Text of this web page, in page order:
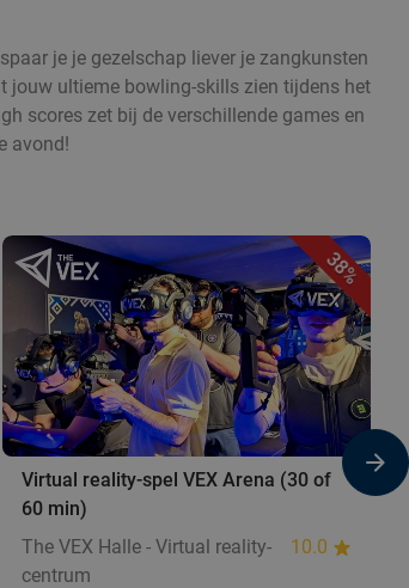
je je gezelschap liever je zangkunsten
jouw ultieme bowling-skills zien tijdens het
scores zet bij de verschillende games en
avond!
38%
Virtual reality-spel VEX Arena (30 of
60 min)
The VEX Halle - Virtual reality-
centrum
10.0